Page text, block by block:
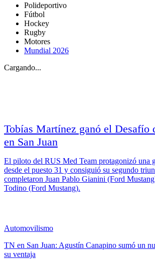
Polideportivo
Fútbol
Hockey
Rugby
Motores
Mundial 2026
Cargando...
Tobías Martínez ganó el Desafío
en San Juan
El piloto del RUS Med Team protagonizó una
desde el puesto 31 y consiguió su segundo
completaron Juan Pablo Gianini (Ford
Todino (Ford Mustang).
Automovilismo
TN en San Juan: Agustín Canapino sumó un
su ventaja